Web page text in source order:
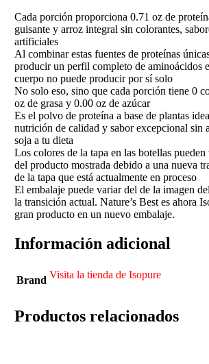
Cada porción proporciona 0.71 oz de
guisante y arroz integral sin colorantes,
artificiales
Al combinar estas fuentes de proteínas
producir un perfil completo de aminoácidos
cuerpo no puede producir por sí solo
No solo eso, sino que cada porción tiene 0
oz de grasa y 0.00 oz de azúcar
Es el polvo de proteína a base de plantas
nutrición de calidad y sabor excepcional sin
soja a tu dieta
Los colores de la tapa en las botellas
del producto mostrada debido a una nueva
de la tapa que está actualmente en proceso
El embalaje puede variar del de la imagen
la transición actual. Nature’s Best es ahora
gran producto en un nuevo embalaje.
Información adicional
Brand Visita la tienda de Isopure
Productos relacionados